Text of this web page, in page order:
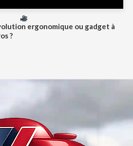
ergonomique ou gadget à
?